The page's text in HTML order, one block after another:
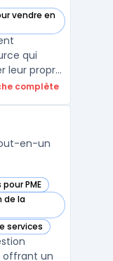
vendre en
qui
leur propre
complète
en-un
PME
de la
services
offrant un